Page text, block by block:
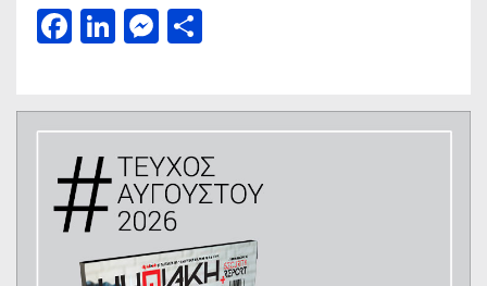
Facebook
LinkedIn
Messenger